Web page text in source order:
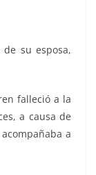
su esposa,
falleció a la
a causa de
a